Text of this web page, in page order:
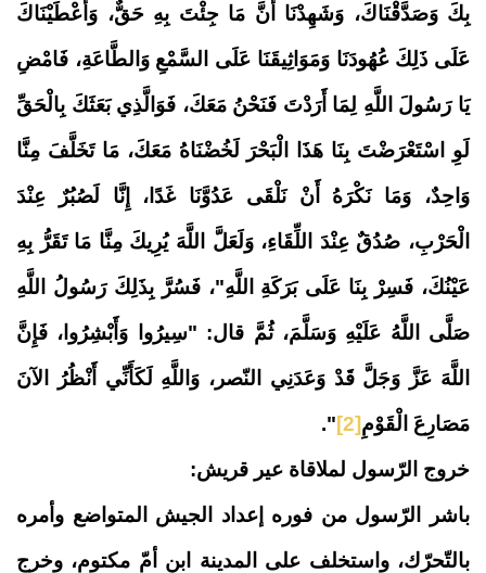
بِكَ وَصَدَّقْنَاكَ، وَشَهِدْنَا أَنَّ مَا جِئْتَ بِهِ حَقٌّ، وَأَعْطَيْنَاكَ
عَلَى ذَلِكَ عُهُودَنَا وَمَوَاثِيقَنَا عَلَى السَّمْعِ وَالطَّاعَةِ، فَامْضِ
يَا رَسُولَ اللَّهِ لِمَا أَرَدْتَ فَنَحْنُ مَعَكَ، فَوَالَّذِي بَعَثَكَ بِالْحَقِّ
لَوِ اسْتَعْرَضْتَ بِنَا هَذَا الْبَحْرَ لَخُضْنَاهُ مَعَكَ، مَا تَخَلَّفَ مِنَّا
وَاحِدٌ، وَمَا نَكْرَهُ أَنْ نَلْقَى عَدُوَّنَا غَدًا، إِنَّا لَصُبُرٌ عِنْدَ
الْحَرْبِ، صُدُقٌ عِنْدَ اللِّقَاءِ، وَلَعَلَّ اللَّهَ يُرِيكَ مِنَّا مَا تَقَرُّ بِهِ
عَيْنُكَ، فَسِرْ بِنَا عَلَى بَرَكَةِ اللَّهِ"، فَسُرَّ بِذَلِكَ رَسُولُ اللَّهِ
صَلَّى اللَّهُ عَلَيْهِ وَسَلَّمَ، ثُمَّ قال: "سِيرُوا وَأَبْشِرُوا، فَإِنَّ
اللَّهَ عَزَّ وَجَلَّ قَدْ وَعَدَنِي النّصر، وَاللَّهِ لَكَأَنِّي أَنْظُرُ الآنَ
مَصَارِعَ الْقَوْمِ[2]
".
خروج الرّسول لملاقاة عير قريش:
باشر الرّسول من فوره إعداد الجيش المتواضع وأمره
بالتّحرّك، واستخلف على المدينة ابن أمّ مكتوم، وخرج